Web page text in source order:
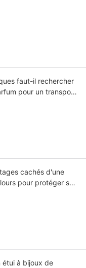
faut-il rechercher
pour un transport
cachés d'une
pour protéger ses
étui à bijoux de